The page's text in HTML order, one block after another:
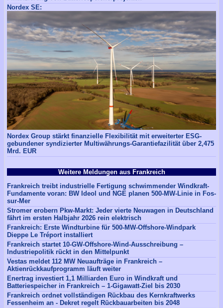
Nordex SE:
Nordex Group stärkt finanzielle Flexibilität mit erweiterter ESG-
gebundener syndizierter Multiwährungs-Garantiefazilität über 2,475
Mrd. EUR
Weitere Meldungen aus Frankreich
Frankreich treibt industrielle Fertigung schwimmender Windkraft-
Fundamente voran: BW Ideol und NGE planen 500-MW-Linie in Fos-
sur-Mer
Stromer erobern Pkw-Markt: Jeder vierte Neuwagen in Deutschland
fährt im ersten Halbjahr 2026 rein elektrisch
Frankreich: Erste Windturbine für 500-MW-Offshore-Windpark
Dieppe Le Tréport installiert
Frankreich startet 10-GW-Offshore-Wind-Ausschreibung –
Industriepolitik rückt in den Mittelpunkt
Vestas meldet 112 MW Neuaufträge in Frankreich –
Aktienrückkaufprogramm läuft weiter
Enertrag investiert 1,1 Milliarden Euro in Windkraft und
Batteriespeicher in Frankreich – 1-Gigawatt-Ziel bis 2030
Frankreich ordnet vollständigen Rückbau des Kernkraftwerks
Fessenheim an - Dekret regelt Rückbauarbeiten bis 2048